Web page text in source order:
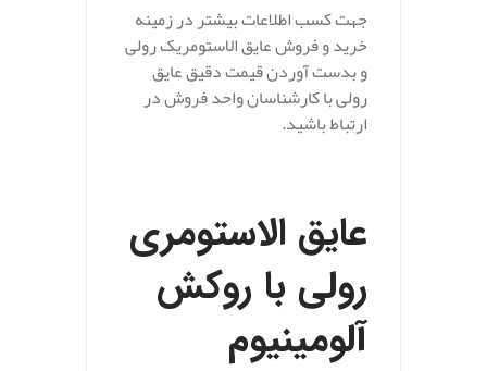
جهت کسب اطلاعات بیشتر در زمینه
خرید و فروش عایق الاستومریک رولی
و بدست آوردن قیمت دقیق عایق
رولی با کارشناسان واحد فروش در
ارتباط باشید.
عایق الاستومری
رولی با روکش
آلومینیوم